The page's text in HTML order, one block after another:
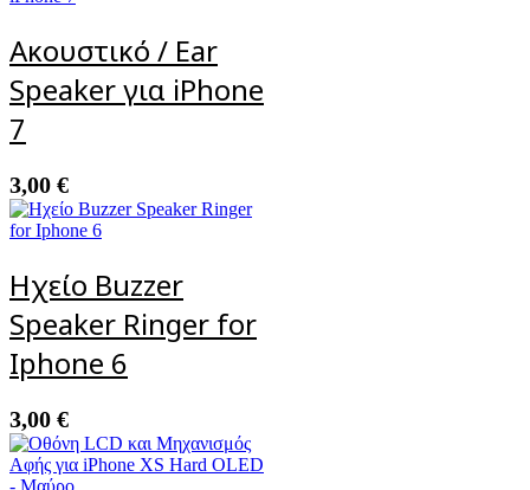
Ακουστικό / Ear
Speaker για iPhone
7
3,00 €
Ηχείο Buzzer
Speaker Ringer for
Iphone 6
3,00 €